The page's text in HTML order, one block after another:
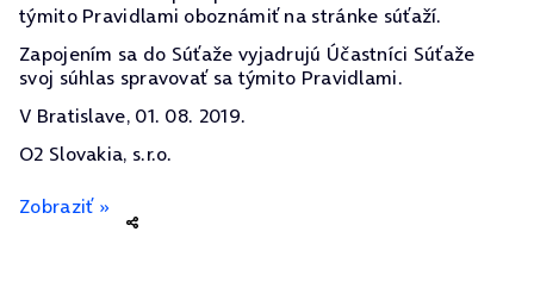
týmito Pravidlami oboznámiť na stránke súťaží.
Zapojením sa do Súťaže vyjadrujú Účastníci Súťaže
svoj súhlas spravovať sa týmito Pravidlami.
V Bratislave, 01. 08. 2019.
O2 Slovakia, s.r.o.
Zobraziť »